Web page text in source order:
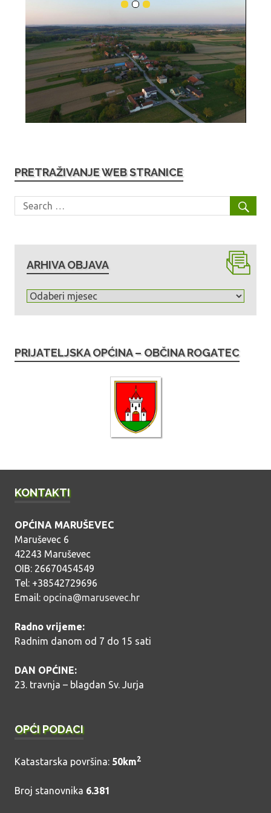
PRETRAŽIVANJE WEB STRANICE
ARHIVA OBJAVA
A
v
PRIJATELJSKA OPĆINA – OBČINA ROGATEC
KONTAKTI
OPĆINA MARUŠEVEC
Maruševec 6
42243 Maruševec
OIB: 26670454549
Tel: +38542729696
Email: opcina@marusevec.hr
Radno vrijeme:
Radnim danom od 7 do 15 sati
DAN OPĆINE:
23. travnja – blagdan Sv. Jurja
OPĆI PODACI
Katastarska površina: 50km2
Broj stanovnika 6.381